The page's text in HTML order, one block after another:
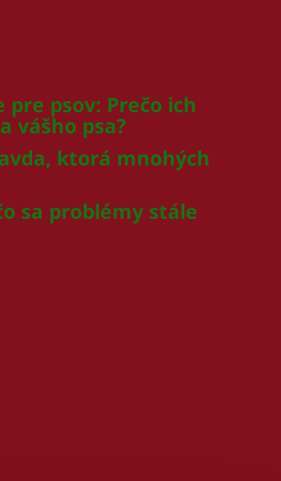
pre psov: Prečo ich
vášho psa?
ktorá mnohých
sa problémy stále